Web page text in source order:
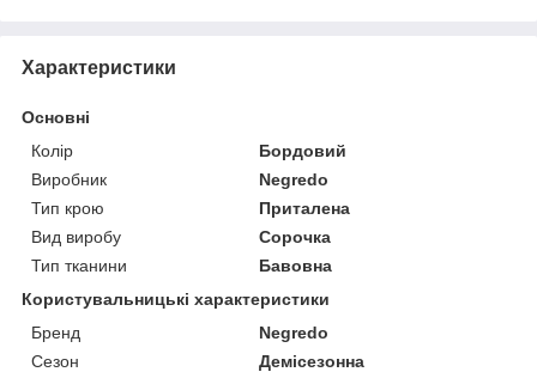
Характеристики
Основні
Колір
Бордовий
Виробник
Negredo
Тип крою
Приталена
Вид виробу
Сорочка
Тип тканини
Бавовна
Користувальницькі характеристики
Бренд
Negredo
Сезон
Демісезонна